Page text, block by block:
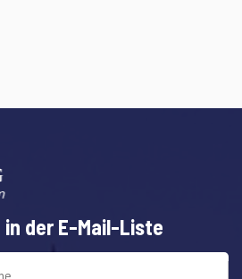
in der E-Mail-Liste